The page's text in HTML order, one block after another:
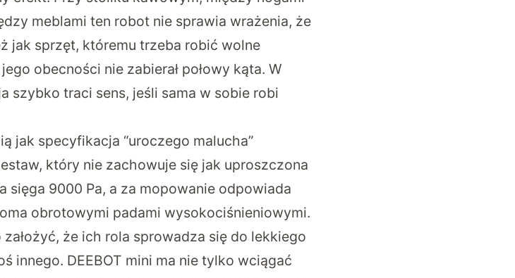
meblami ten robot nie sprawia wrażenia, że
jak sprzęt, któremu trzeba robić wolne
obecności nie zabierał połowy kąta. W
szybko traci sens, jeśli sama w sobie robi
jak specyfikacja “uroczego malucha”
który nie zachowuje się jak uproszczona
sięga 9000 Pa, a za mopowanie odpowiada
obrotowymi padami wysokociśnieniowymi.
że ich rola sprowadza się do lekkiego
innego. DEEBOT mini ma nie tylko wciągać